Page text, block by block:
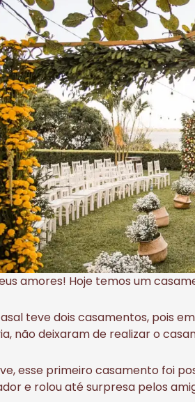
amores! Hoje temos um
teve dois casamentos, pois
não deixaram de realizar o
esse primeiro casamento foi
e rolou até surpresa pelos